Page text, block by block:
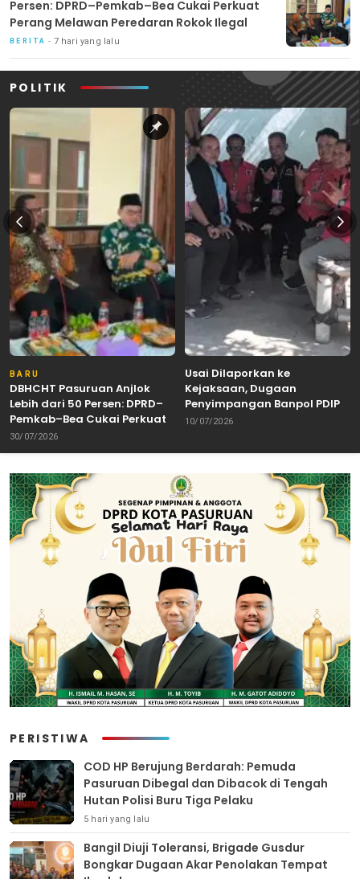
Persen: DPRD–Pemkab–Bea Cukai Perkuat
Perang Melawan Peredaran Rokok Ilegal
BERITA 7 hari yang lalu
POLITIK
BARU
DBHCHT Pasuruan Anjlok
Lebih dari 50 Persen: DPRD–
Pemkab–Bea Cukai Perkuat
Perang Melawan Peredaran
30/07/2026
Usai Dilaporkan ke
Kejaksaan, Dugaan
Penyimpangan Banpol PDIP
Pasuruan Dinyatakan
10/07/2026
PERISTIWA
COD HP Berujung Berdarah: Pemuda
Pasuruan Dibegal dan Dibacok di Tengah
Hutan Polisi Buru Tiga Pelaku
5 hari yang lalu
Bangil Diuji Toleransi, Brigade Gusdur
Bongkar Dugaan Akar Penolakan Tempat